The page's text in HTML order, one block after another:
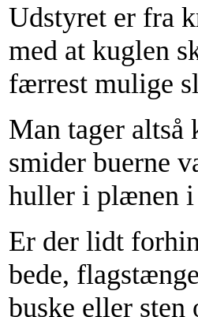
Udstyret er fra
med at kuglen
færrest mulige
Man tager altså
smider buerne
huller i plænen i
Er der lidt
bede,
buske eller sten